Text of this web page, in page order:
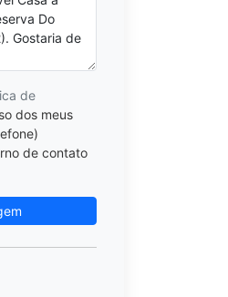
de
dos meus
de contato